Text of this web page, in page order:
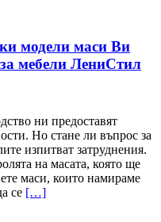
модели маси Ви
мебели ЛениСтил
ни предоставят
Но стане ли въпрос за
изпитват затруднения.
на масата, която ще
маси, които намираме
се […]